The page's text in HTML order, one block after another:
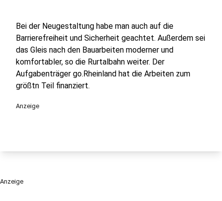
Bei der Neugestaltung habe man auch auf die
Barrierefreiheit und Sicherheit geachtet. Außerdem sei
das Gleis nach den Bauarbeiten moderner und
komfortabler, so die Rurtalbahn weiter. Der
Aufgabenträger go.Rheinland hat die Arbeiten zum
größtn Teil finanziert.
Anzeige
Anzeige